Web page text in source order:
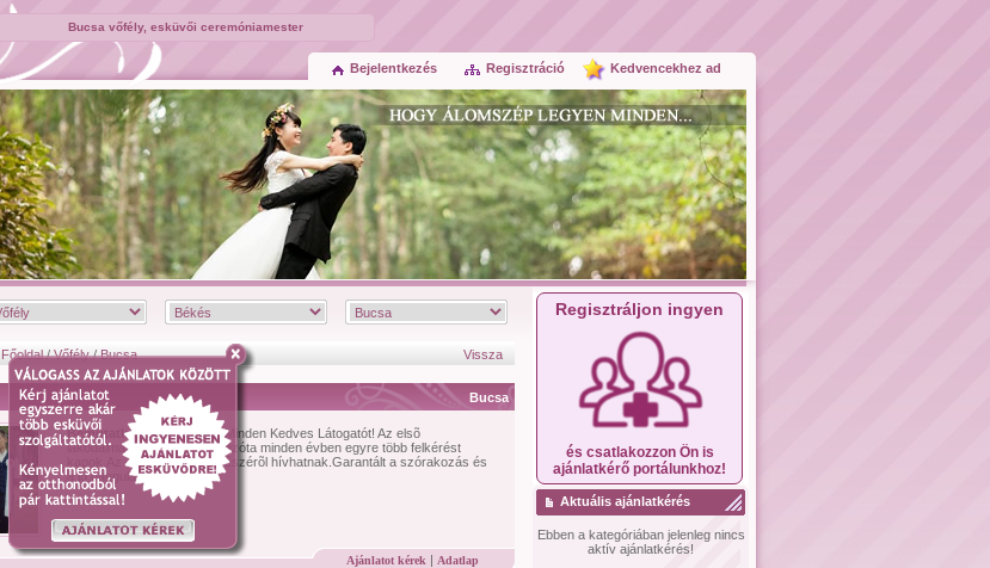
Bucsa vőfély, esküvői ceremóniamester
Kedvencekhez ad
Regisztráció
Bejelentkezés
Főoldal/Vőfély/Bucsa Vissza
Bucsa
Bemutatkozás:Üdvözlök Minden Kedves Látogatót! Az elsõ
lakodalmam 15 éve volt és azóta minden évben egyre több felkérést
kapok.Az ország bármely részérõl hívhatnak.Garantált a szórakozás és
a jó hangulat. In...
Ajánlatot kérek | Adatlap
Regisztráljon ingyen
és csatlakozzon Ön is
ajánlatkérő portálunkhoz!
Aktuális ajánlatkérés
Ebben a kategóriában jelenleg nincs
aktív ajánlatkérés!